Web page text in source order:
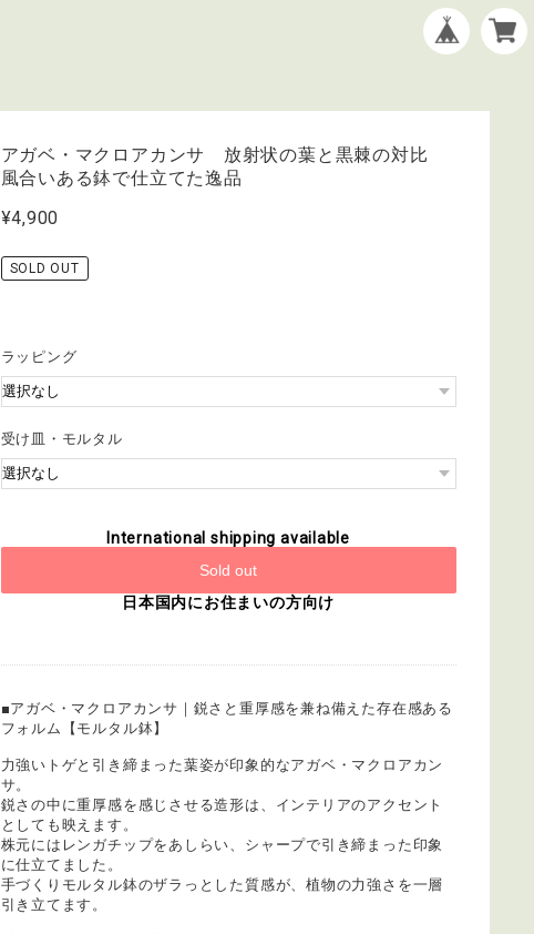
アガベ・マクロアカンサ 放射状の葉と黒棘の対比
風合いある鉢で仕立てた逸品
¥4,900
SOLD OUT
ラッピング
受け皿・モルタル
International shipping available
Sold out
日本国内にお住まいの方向け
■アガベ・マクロアカンサ｜鋭さと重厚感を兼ね備えた存在感ある
フォルム【モルタル鉢】
力強いトゲと引き締まった葉姿が印象的なアガベ・マクロアカン
サ。
鋭さの中に重厚感を感じさせる造形は、インテリアのアクセント
としても映えます。
株元にはレンガチップをあしらい、シャープで引き締まった印象
に仕立てました。
手づくりモルタル鉢のザラっとした質感が、植物の力強さを一層
引き立てます。